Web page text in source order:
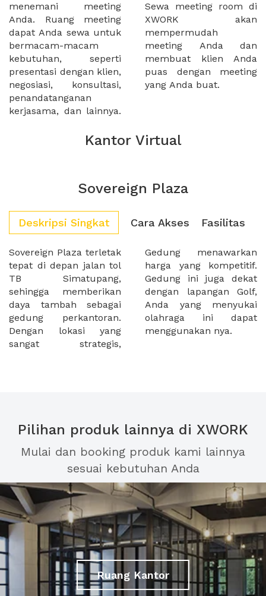
menemani meeting
Anda. Ruang meeting
dapat Anda sewa untuk
bermacam-macam
kebutuhan, seperti
presentasi dengan klien,
negosiasi, konsultasi,
penandatanganan
kerjasama, dan lainnya.
Sewa meeting room di
XWORK akan
mempermudah
meeting Anda dan
membuat klien Anda
puas dengan meeting
yang Anda buat.
Kantor Virtual
Sovereign Plaza
Deskripsi Singkat Cara Akses Fasilitas
Sovereign Plaza terletak
tepat di depan jalan tol
TB Simatupang,
sehingga memberikan
daya tambah sebagai
gedung perkantoran.
Dengan lokasi yang
sangat strategis,
Gedung menawarkan
harga yang kompetitif.
Gedung ini juga dekat
dengan lapangan Golf,
Anda yang menyukai
olahraga ini dapat
menggunakan nya.
Pilihan produk lainnya di XWORK
Mulai dan booking produk kami lainnya
sesuai kebutuhan Anda
Ruang Kantor